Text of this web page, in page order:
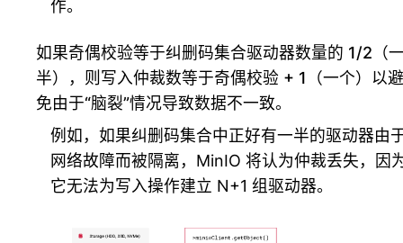
作。
如果奇偶校验等于纠删码集合驱动器数量的 1/2（
半），则写入仲裁数等于奇偶校验 + 1（一个）以避
免由于“脑裂”情况导致数据不一致。
例如，如果纠删码集合中正好有一半的驱动器由
网络故障而被隔离，MinIO 将认为仲裁丢失，因
它无法为写入操作建立 N+1 组驱动器。